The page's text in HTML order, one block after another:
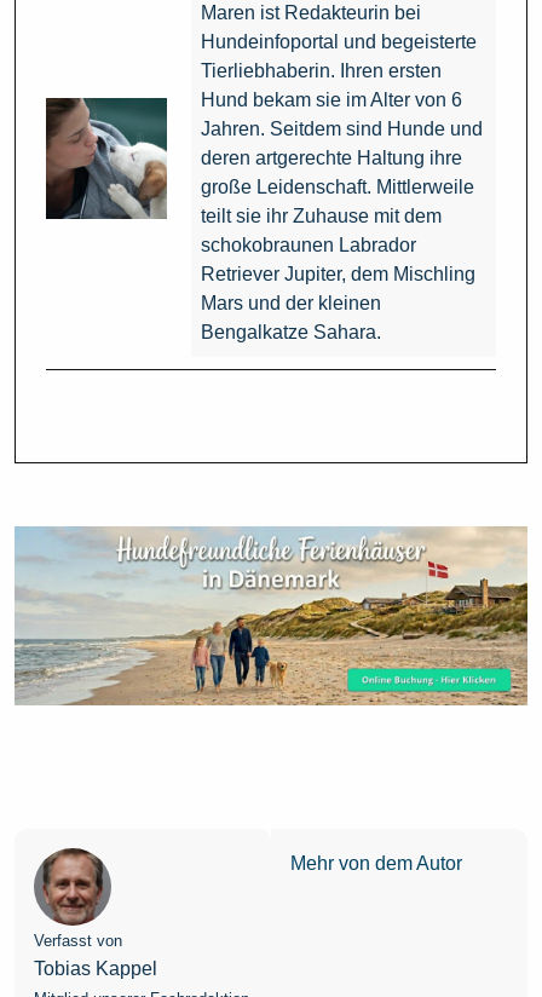
Maren ist Redakteurin bei
Hundeinfoportal und begeisterte
Tierliebhaberin. Ihren ersten
Hund bekam sie im Alter von 6
Jahren. Seitdem sind Hunde und
deren artgerechte Haltung ihre
große Leidenschaft. Mittlerweile
teilt sie ihr Zuhause mit dem
schokobraunen Labrador
Retriever Jupiter, dem Mischling
Mars und der kleinen
Bengalkatze Sahara.
Verfasst von
Tobias Kappel
Mehr von dem Autor